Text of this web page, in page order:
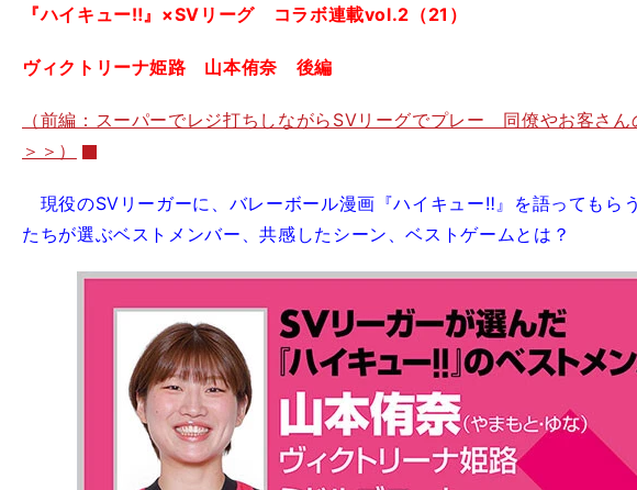
『ハイキュー‼』×SVリーグ コラボ連載vol.2（21）
ヴィクトリーナ姫路 山本侑奈 後編
（前編：スーパーでレジ打ちしながらSVリーグでプレー 同僚やお客さん
＞＞）
現役のSVリーガーに、バレーボール漫画『ハイキュー‼』を語ってもら
たちが選ぶベストメンバー、共感したシーン、ベストゲームとは？